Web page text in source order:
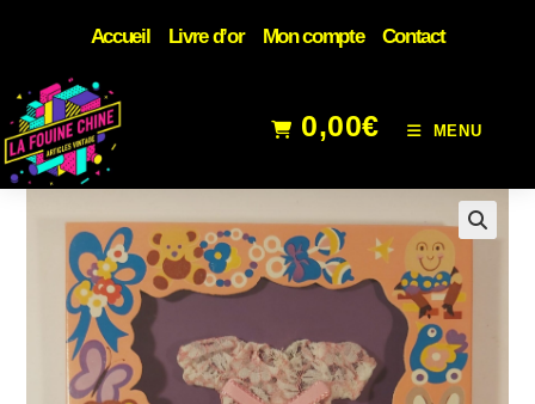
Accueil Livre d’or Mon compte Contact
0,00€ MENU